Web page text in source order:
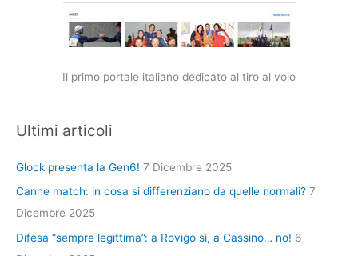
Il primo portale italiano dedicato al tiro al volo
Ultimi articoli
Glock presenta la Gen6! 7 Dicembre 2025
Canne match: in cosa si differenziano da quelle normali? 7
Dicembre 2025
Difesa “sempre legittima”: a Rovigo sì, a Cassino… no! 6